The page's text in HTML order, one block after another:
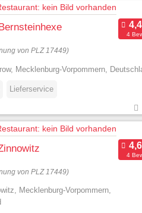
4
von PLZ 17449)
Mecklenburg-Vorpommern,
Lieferservice
4
von PLZ 17449)
Mecklenburg-Vorpommern,